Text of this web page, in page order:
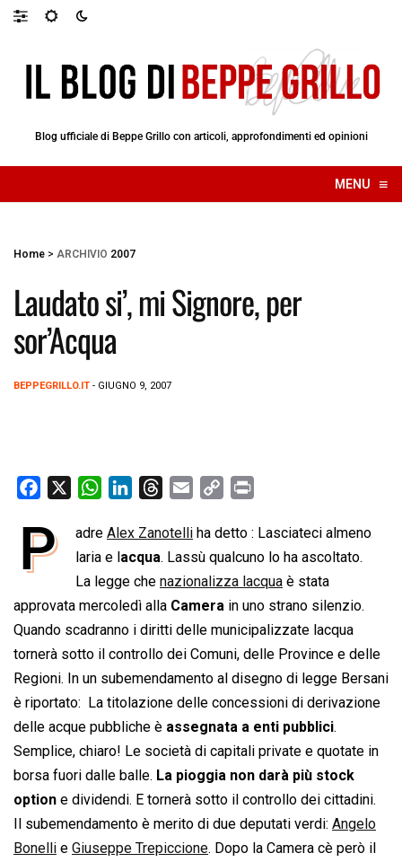
Blog ufficiale di Beppe Grillo con articoli, approfondimenti ed opinioni
MENU ≡
☰
Home > ARCHIVIO 2007
Laudato si’, mi Signore, per
sor’Acqua
BEPPEGRILLO.IT - GIUGNO 9, 2007
c
e
o
o
k
W
a
t
s
A
p
p
n
k
e
d
I
n
r
e
a
d
s
a
i
l
p
y
L
n
k
n
t
P adre Alex Zanotelli ha detto : Lasciateci almeno
laria e l acqua. Lassù qualcuno lo ha ascoltato.
La legge che nazionalizza lacqua è stata
approvata mercoledì alla Camera in uno strano silenzio.
Quando scadranno i diritti delle municipalizzate lacqua
tornerà sotto il controllo dei Comuni, delle Province e delle
Regioni. In un subemendamento al disegno di legge Bersani
è riportato:  La titolazione delle concessioni di derivazione
delle acque pubbliche è assegnata a enti pubblici.
Semplice, chiaro! Le società di capitali private e quotate in
borsa fuori dalle balle. La pioggia non darà più stock
option e dividendi. E tornerà sotto il controllo dei cittadini.
Il subemendamento è merito di due deputati verdi: Angelo
Bonelli e Giuseppe Trepiccione. Dopo la Camera cè però il